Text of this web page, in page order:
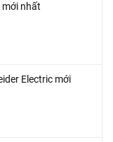
mới nhất
Electric mới